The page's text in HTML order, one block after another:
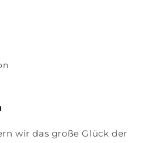
wir das große Glück der